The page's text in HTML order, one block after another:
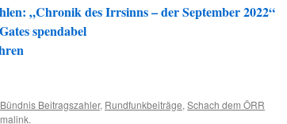
„Chronik des Irrsinns – der September 2022“
spendabel
Bündnis Beitragszahler, Rundfunkbeiträge, Schach dem ÖRR
.